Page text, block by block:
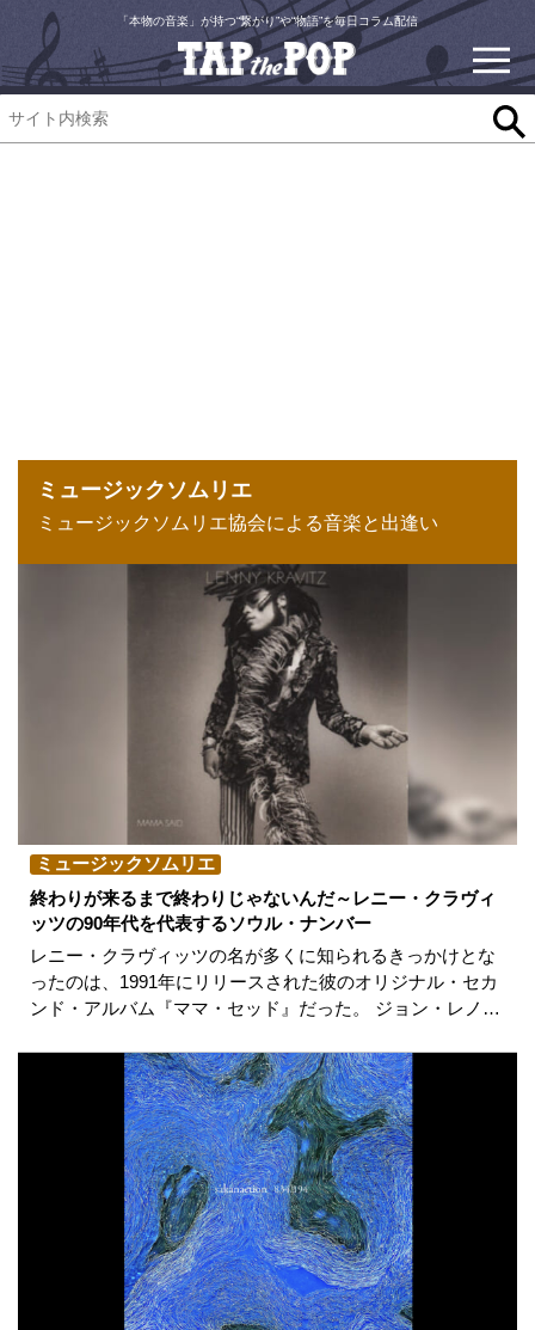
「本物の音楽」が持つ“繋がり”や“物語”を毎日コラム配信
ミュージックソムリエ
ミュージックソムリエ協会による音楽と出逢い
ミュージックソムリエ
終わりが来るまで終わりじゃないんだ～レニー・クラヴィ
ッツの90年代を代表するソウル・ナンバー
レニー・クラヴィッツの名が多くに知られるきっかけとな
ったのは、1991年にリリースされた彼のオリジナル・セカ
ンド・アルバム『ママ・セッド』だった。 ジョン・レノ…